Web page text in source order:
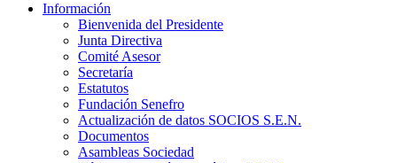
Información
Bienvenida del Presidente
Junta Directiva
Comité Asesor
Secretaría
Estatutos
Fundación Senefro
Actualización de datos SOCIOS S.E.N.
Documentos
Asambleas Sociedad